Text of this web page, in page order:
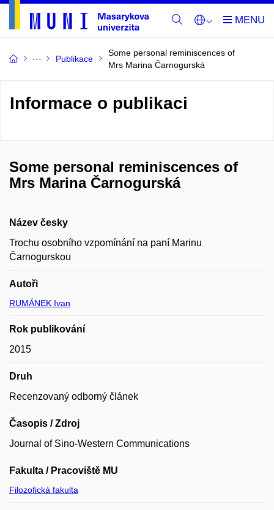
Publikace
Some personal reminiscences of
Mrs Marina Čarnogurská
Informace o publikaci
Some personal reminiscences of
Mrs Marina Čarnogurská
Název česky
Trochu osobního vzpomínání na paní Marinu
Čarnogurskou
Autoři
RUMÁNEK Ivan
Rok publikování
2015
Druh
Recenzovaný odborný článek
Časopis / Zdroj
Journal of Sino-Western Communications
Fakulta / Pracoviště MU
Filozofická fakulta